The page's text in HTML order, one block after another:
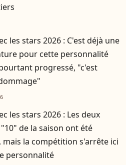
les stars 2026 : C'est déjà une
pour cette personnalité
progressé, "c'est
les stars 2026 : Les deux
de la saison ont été
la compétition s'arrête ici
personnalité